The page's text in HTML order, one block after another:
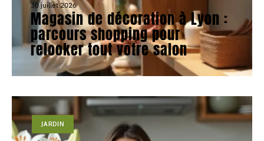
30 juillet 2026
Magasin de décoration à Lyon :
parcours shopping pour
relooker tout votre salon
JARDIN